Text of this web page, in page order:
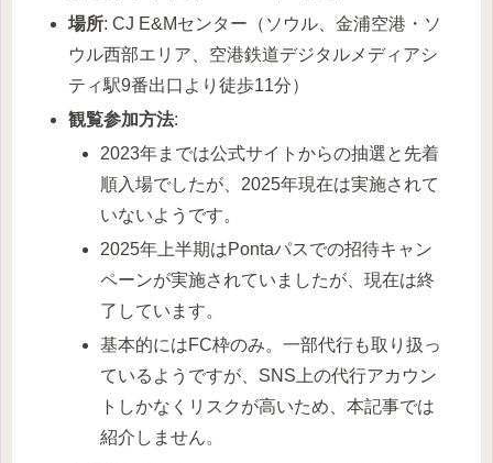
場所: CJ E&Mセンター（ソウル、金浦空港・ソ
ウル西部エリア、空港鉄道デジタルメディアシ
ティ駅9番出口より徒歩11分）
観覧参加方法:
2023年までは公式サイトからの抽選と先着
順入場でしたが、2025年現在は実施されて
いないようです。
2025年上半期はPontaパスでの招待キャン
ペーンが実施されていましたが、現在は終
了しています。
基本的にはFC枠のみ。一部代行も取り扱っ
ているようですが、SNS上の代行アカウン
トしかなくリスクが高いため、本記事では
紹介しません。